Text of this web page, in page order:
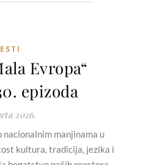
Evropa“
epizoda
2026.
nacionalnim manjinama u
kultura, tradicija, jezika i